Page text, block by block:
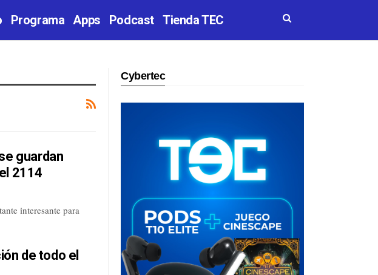
Programa Apps Podcast Tienda TEC
guardan
2114
interesante para
de todo el
Cybertec